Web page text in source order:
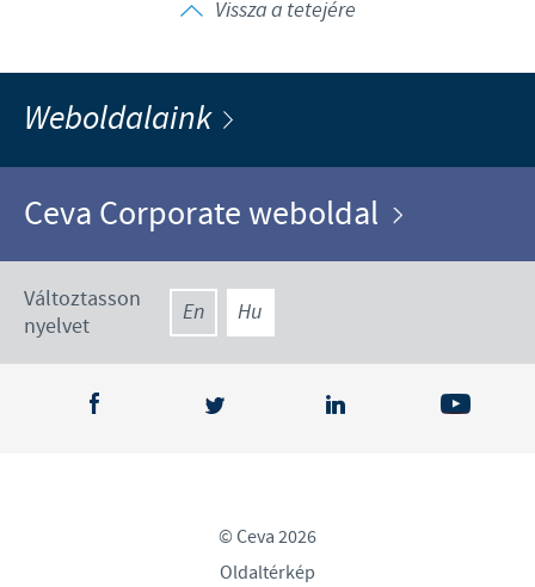
Vissza a tetejére
Weboldalaink
Ceva Corporate weboldal
Változtasson
nyelvet
En Hu
© Ceva 2026
Oldaltérkép